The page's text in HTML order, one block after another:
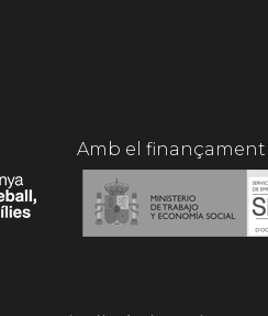
Amb el finançament